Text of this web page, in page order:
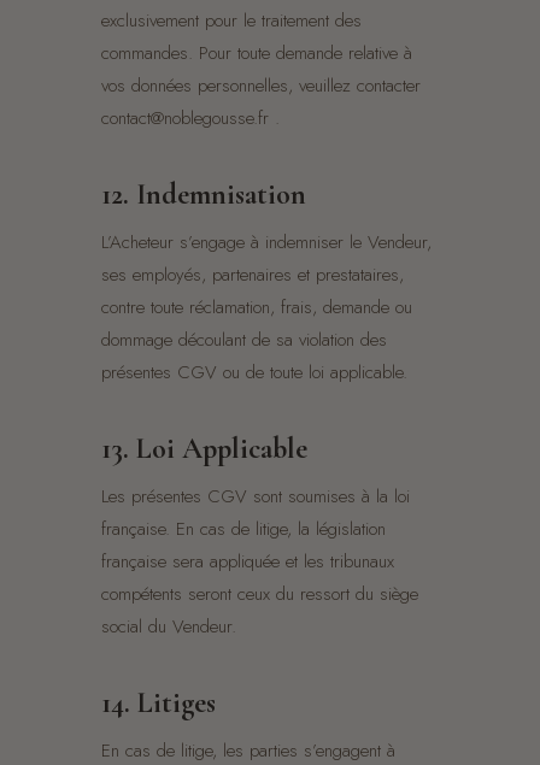
exclusivement pour le traitement des
commandes. Pour toute demande relative à
vos données personnelles, veuillez contacter
contact@noblegousse.fr .
12. Indemnisation
L’Acheteur s’engage à indemniser le Vendeur,
ses employés, partenaires et prestataires,
contre toute réclamation, frais, demande ou
dommage découlant de sa violation des
présentes CGV ou de toute loi applicable.
13. Loi Applicable
Les présentes CGV sont soumises à la loi
française. En cas de litige, la législation
française sera appliquée et les tribunaux
compétents seront ceux du ressort du siège
social du Vendeur.
14. Litiges
En cas de litige, les parties s’engagent à